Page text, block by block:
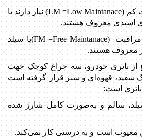
کم(LM =Low Maintanace)نیاز دارند یا
اسیدی معروف هستند.
مراقبت (FM =Free Maintanace)یا سیلد
معروف هستند.
از باتری خودرو، سه چراغ کوچک جهت
سفید، قهوه‌ای و سبز قرار گرفته است
است:
سالم و به‌صورت کامل شارژ شده
معیوب است و به ‌درستی کار نمی‌کند.